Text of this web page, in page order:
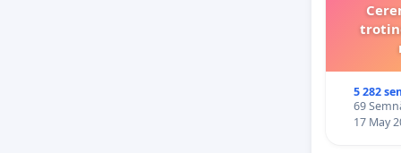
5 282
69
17 May